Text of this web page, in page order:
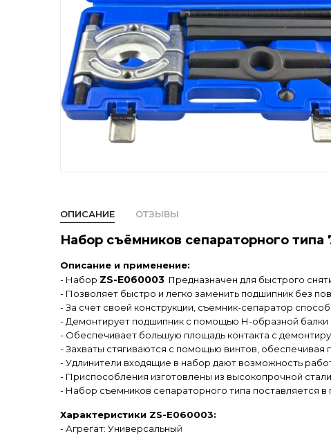
ОПИСАНИЕ ОТЗЫВЫ
Набор съёмников сепараторного типа
Описание и применение:
- Набор ZS-E060003 предназначен для быстрого
- Позволяет быстро и легко заменить подшипник без
- За счет своей конструкции, съемник-сепаратор
- Демонтирует подшипник с помощью Н-образной балки
- Обеспечивает большую площадь контакта с
- Захваты стягиваются с помощью винтов, обеспечивая
- Удлинители входящие в набор дают возможность
- Приспособления изготовлены из высокопрочной стали.
- Набор съемников сепараторного типа поставляется в
Характеристики ZS-E060003:
- Агрегат: Универсальный